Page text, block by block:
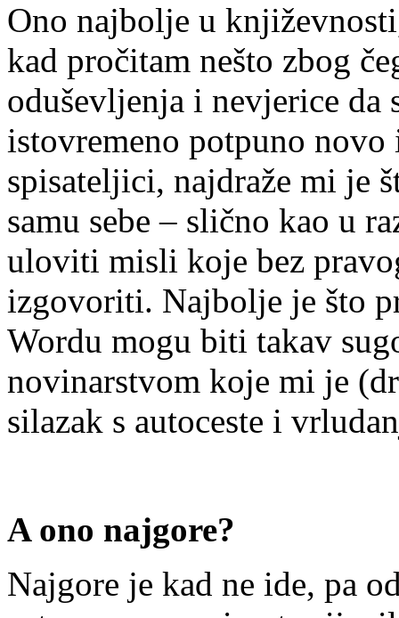
Ono najbolje u
kad pročitam nešto zbog
oduševljenja i nevjerice da
istovremeno potpuno
spisateljici, najdraže mi je
samu sebe – slično kao u
uloviti misli koje bez
izgovoriti. Najbolje je što
Wordu mogu biti takav
novinarstvom koje mi je
silazak s autoceste i
A ono najgore?
Najgore je kad ne ide, pa